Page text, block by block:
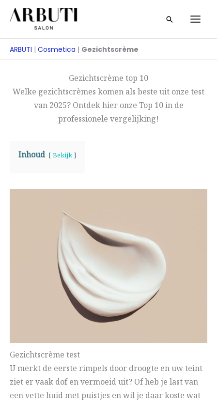
Overslaan
naar
Zoeken
ARBUTI | Cosmetica | Gezichtscrème
Gezichtscrème top 10
Welke gezichtscrèmes komen als beste uit onze test
van 2025? Ontdek hier onze Top 10 in de
professionele vergelijking!
Inhoud Bekijk
Gezichtscrème test
U merkt de eerste rimpels door droogte en uw teint
ziet er vaak dof en vermoeid uit? Of heb je last van
een vette huid met puistjes en wil je daar koste wat